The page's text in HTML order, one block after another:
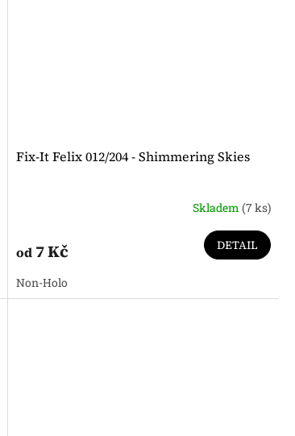
Fix-It Felix 012/204 - Shimmering Skies
Skladem (7 ks)
od7 Kč DETAIL
Non-Holo